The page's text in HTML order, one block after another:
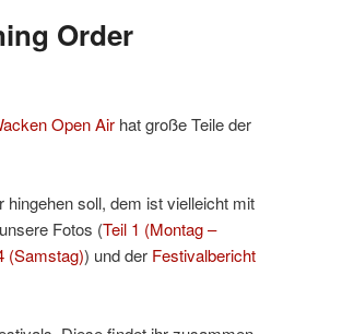
Order
Open Air hat große Teile der
soll, dem ist vielleicht mit
Fotos (Teil 1 (Montag –
(Samstag)) und der Festivalbericht